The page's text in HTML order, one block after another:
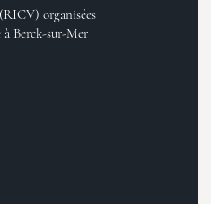
organisées
à Berck-sur-Mer